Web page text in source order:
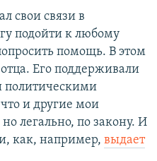
свои связи в
подойти к любому
помощь. В этом
Его поддерживали
политическими
и другие мои
легально, по закону. И
как, например, выдает